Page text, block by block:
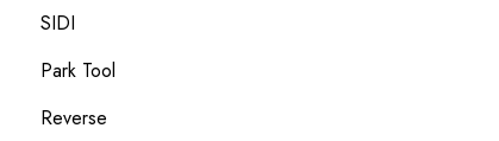
SIDI
Park Tool
Reverse